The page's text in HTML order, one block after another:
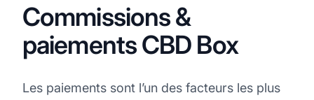
Commissions &
paiements CBD Box
Les paiements sont l’un des facteurs les plus